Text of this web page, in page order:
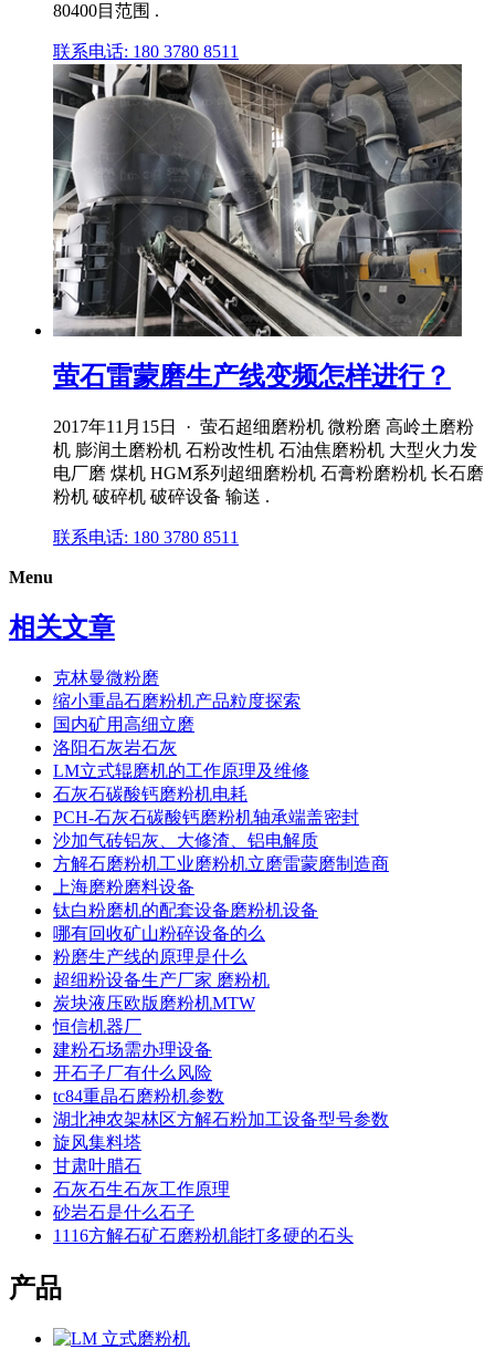
80400目范围 .
联系电话: 180 3780 8511
萤石雷蒙磨生产线变频怎样进行？
2017年11月15日 · 萤石超细磨粉机 微粉磨 高岭土磨粉
机 膨润土磨粉机 石粉改性机 石油焦磨粉机 大型火力发
电厂磨 煤机 HGM系列超细磨粉机 石膏粉磨粉机 长石磨
粉机 破碎机 破碎设备 输送 .
联系电话: 180 3780 8511
Menu
相关文章
克林曼微粉磨
缩小重晶石磨粉机产品粒度探索
国内矿用高细立磨
洛阳石灰岩石灰
LM立式辊磨机的工作原理及维修
石灰石碳酸钙磨粉机电耗
PCH-石灰石碳酸钙磨粉机轴承端盖密封
沙加气砖铝灰、大修渣、铝电解质
方解石磨粉机工业磨粉机立磨雷蒙磨制造商
上海磨粉磨料设备
钛白粉磨机的配套设备磨粉机设备
哪有回收矿山粉碎设备的么
粉磨生产线的原理是什么
超细粉设备生产厂家 磨粉机
炭块液压欧版磨粉机MTW
恒信机器厂
建粉石场需办理设备
开石子厂有什么风险
tc84重晶石磨粉机参数
湖北神农架林区方解石粉加工设备型号参数
旋风集料塔
甘肃叶腊石
石灰石生石灰工作原理
砂岩石是什么石子
1116方解石矿石磨粉机能打多硬的石头
产品